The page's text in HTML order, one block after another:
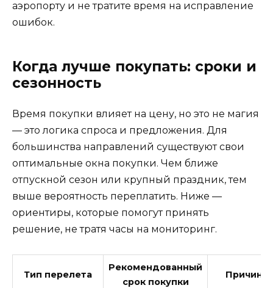
аэропорту и не тратите время на исправление
ошибок.
Когда лучше покупать: сроки и
сезонность
Время покупки влияет на цену, но это не магия
— это логика спроса и предложения. Для
большинства направлений существуют свои
оптимальные окна покупки. Чем ближе
отпускной сезон или крупный праздник, тем
выше вероятность переплатить. Ниже —
ориентиры, которые помогут принять
решение, не тратя часы на мониторинг.
Тип перелета
Рекомендованный
срок покупки
Причина